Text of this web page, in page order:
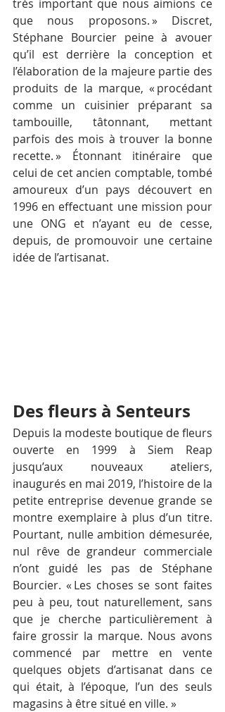
très important que nous aimions ce
que nous proposons. » Discret,
Stéphane Bourcier peine à avouer
qu’il est derrière la conception et
l’élaboration de la majeure partie des
produits de la marque, « procédant
comme un cuisinier préparant sa
tambouille, tâtonnant, mettant
parfois des mois à trouver la bonne
recette. » Étonnant itinéraire que
celui de cet ancien comptable, tombé
amoureux d’un pays découvert en
1996 en effectuant une mission pour
une ONG et n’ayant eu de cesse,
depuis, de promouvoir une certaine
idée de l’artisanat.
Des fleurs à Senteurs
Depuis la modeste boutique de fleurs
ouverte en 1999 à Siem Reap
jusqu’aux nouveaux ateliers,
inaugurés en mai 2019, l’histoire de la
petite entreprise devenue grande se
montre exemplaire à plus d’un titre.
Pourtant, nulle ambition démesurée,
nul rêve de grandeur commerciale
n’ont guidé les pas de Stéphane
Bourcier. « Les choses se sont faites
peu à peu, tout naturellement, sans
que je cherche particulièrement à
faire grossir la marque. Nous avons
commencé par mettre en vente
quelques objets d’artisanat dans ce
qui était, à l’époque, l’un des seuls
magasins à être situé en ville. »